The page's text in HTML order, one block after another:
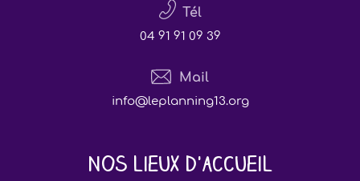
Tél
04 91 91 09 39
Mail
info@leplanning13.org
Nos lieux d'accueil